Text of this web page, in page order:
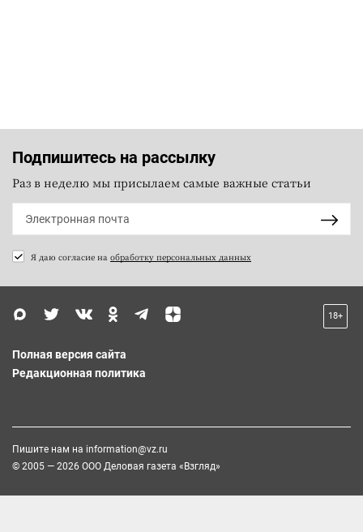
Подпишитесь на рассылку
Раз в неделю мы присылаем самые важные статьи
Я даю согласие на обработку персональных данных
18+
Полная версия сайта
Редакционная политика
Пишите нам на information@vz.ru
© 2005 — 2026 ООО Деловая газета «Взгляд»